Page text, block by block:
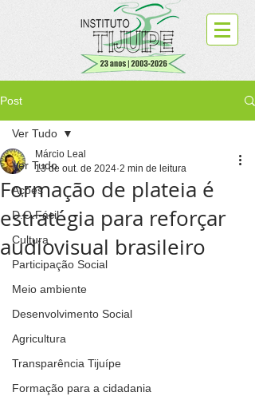
Post
Ver Tudo
Ações
D.O.Fácil
Cultura
Participação Social
Meio ambiente
Desenvolvimento Social
Agricultura
Transparência Tijuípe
Formação para a cidadania
Ver Tudo
Formação de plateia é
estratégia para reforçar
audiovisual brasileiro
Márcio Leal
13 de out. de 2024 2 min de leitura